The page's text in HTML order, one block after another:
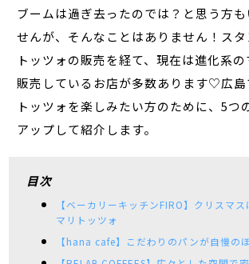
ブームは過ぎ去ったのでは？と思う方
せんが、そんなことはありません！スタ
トッツォの販売を経て、現在は進化系
販売しているお店が多数あります♡広島
トッツォを楽しみたい方のために、5つ
アップして紹介します。
目次
【ベーカリーキッチンFIRO】クリスマ
マリトッツォ
【hana cafe】こだわりのパンが自慢の